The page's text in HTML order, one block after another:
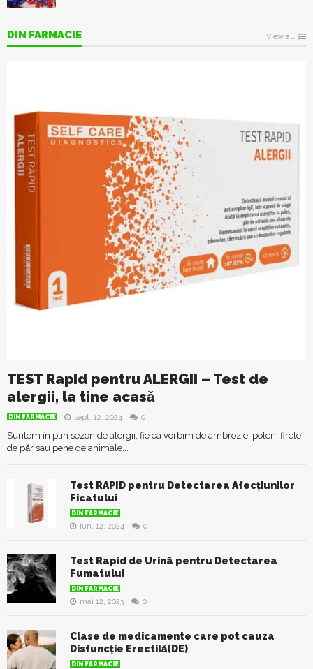
DIN FARMACIE View all
TEST Rapid pentru ALERGII – Test de
alergii, la tine acasǎ
DIN FARMACIE sept. 12, 2024 0
Suntem în plin sezon de alergii, fie ca vorbim de ambrozie, polen, firele
de pǎr sau pene de animale...
Test RAPID pentru Detectarea Afecțiunilor
Ficatului
DIN FARMACIE
iun. 12, 2024 0
Test Rapid de Urinã pentru Detectarea
Fumatului
DIN FARMACIE
mai 12, 2023 0
Clase de medicamente care pot cauza
Disfuncție Erectilă(DE)
DIN FARMACIE